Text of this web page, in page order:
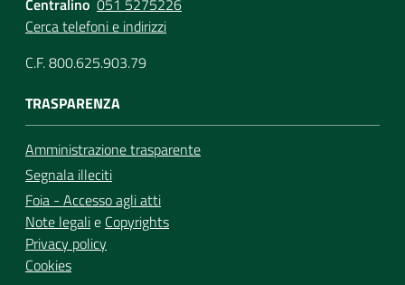
Centralino 051 5275226
Cerca telefoni e indirizzi
C.F. 800.625.903.79
TRASPARENZA
Amministrazione trasparente
Segnala illeciti
Foia - Accesso agli atti
Note legalie Copyrights
Privacy policy
Cookies